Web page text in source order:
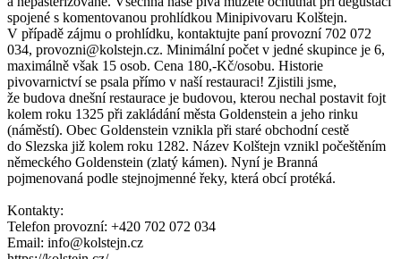
spojené s komentovanou prohlídkou Minipivovaru Kolštejn.
V případě zájmu o prohlídku, kontaktujte paní provozní 702 072
034, provozni@kolstejn.cz. Minimální počet v jedné skupince je 6,
maximálně však 15 osob. Cena 180,-Kč/osobu. Historie
pivovarnictví se psala přímo v naší restauraci! Zjistili jsme,
že budova dnešní restaurace je budovou, kterou nechal postavit fojt
kolem roku 1325 při zakládání města Goldenstein a jeho rinku
(náměstí). Obec Goldenstein vznikla při staré obchodní cestě
do Slezska již kolem roku 1282. Název Kolštejn vznikl počeštěním
německého Goldenstein (zlatý kámen). Nyní je Branná
pojmenovaná podle stejnojmenné řeky, která obcí protéká.
Kontakty:
Telefon provozní: +420 702 072 034
Email: info@kolstejn.cz